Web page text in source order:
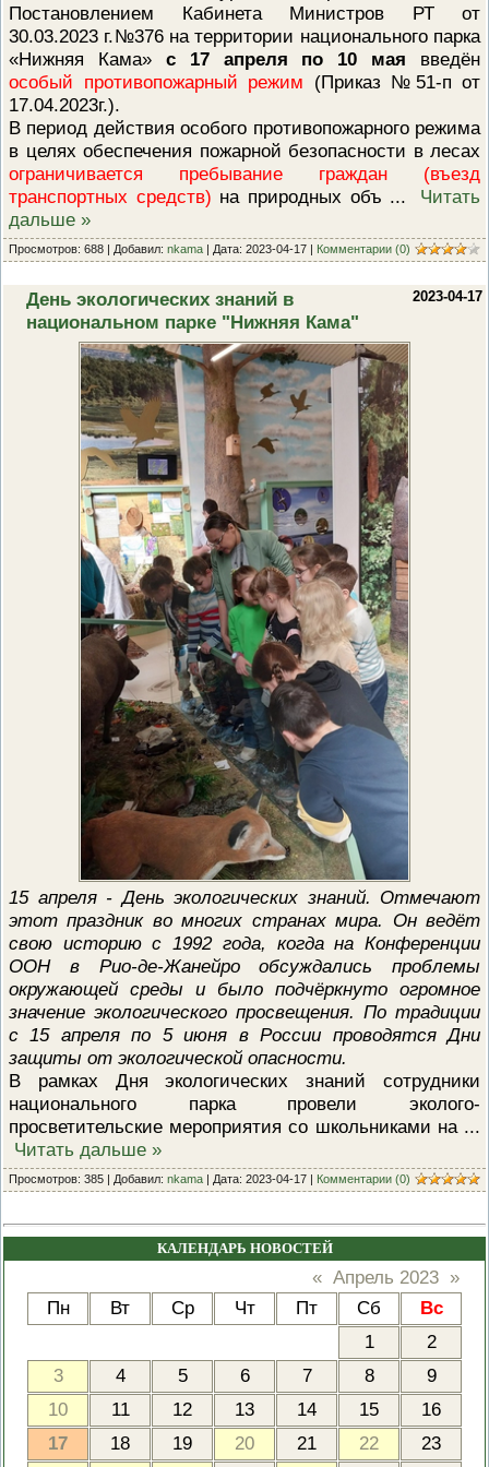
ПРОВЕРОЧНЫЙ ЛИСТ,
ПРИМЕНЯЕМЫЙ ПРИ
ОСУЩЕСТВЛЕНИИ
ГОСУДАРСТВЕННОГО
ОБЛАСТИ ОХРАНЫ И
ИСПОЛЬЗОВАНИЯ ООПТ
ПРОГРАММА ПРОФИЛАКТИКИ
РИСКОВ ПРИЧИНЕНИЯ
ПЛАН ПРОВЕДЕНИЯ
КОНТРОЛЬНЫХ
МЕРОПРИЯТИЙ
ИСЧЕРПЫВАЮЩИЙ
СВЕДЕНИЙ, КОТОРЫЕ МОГУТ
(НАДЗОРНЫМ) ОРГАНОМ У
КОНТРОЛИРУЕМОГО ЛИЦА
Постановлением Кабинета Министров РТ от
30.03.2023 г.№376 на территории национального парка
«Нижняя Кама» с 17 апреля по 10 мая введён
особый противопожарный режим (Приказ №51-п от
17.04.2023г.).
В период действия особого противопожарного режима
в целях обеспечения пожарной безопасности в лесах
ограничивается пребывание граждан (въезд
транспортных средств) на природных объ ...
Читать
дальше »
Просмотров: 688 | Добавил: nkama | Дата: 2023-04-17 | Комментарии (0)
2023-04-17
День экологических знаний в
национальном парке "Нижняя Кама"
15 апреля - День экологических знаний. Отмечают
этот праздник во многих странах мира. Он ведёт
свою историю с 1992 года, когда на Конференции
ООН в Рио-де-Жанейро обсуждались проблемы
окружающей среды и было подчёркнуто огромное
значение экологического просвещения. По традиции
с 15 апреля по 5 июня в России проводятся Дни
защиты от экологической опасности.
В рамках Дня экологических знаний сотрудники
национального парка провели эколого-
просветительские мероприятия со школьниками на ...
Читать дальше »
Просмотров: 385 | Добавил: nkama | Дата: 2023-04-17 | Комментарии (0)
КАЛЕНДАРЬ НОВОСТЕЙ
« Апрель 2023 »
Пн
Вт Ср Чт Пт Сб
Вс
1
2
3
4 5 6 7 8
9
10
11 12 13 14 15
16
17
18 19 20 21 22
23